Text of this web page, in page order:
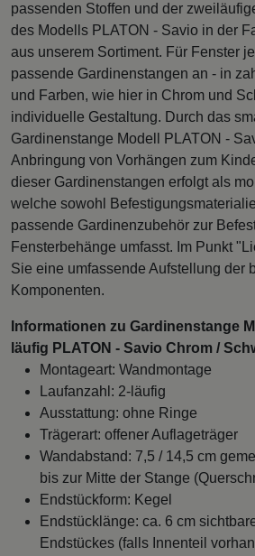
passenden Stoffen und der
des Modells PLATON - Savio in der
aus unserem Sortiment. Für Fenster
passende Gardinenstangen an - in
und Farben, wie hier in Chrom und
individuelle Gestaltung. Durch das
Gardinenstange Modell PLATON -
Anbringung von Vorhängen zum
dieser Gardinenstangen erfolgt als
welche sowohl
passende Gardinenzubehör zur
Fensterbehänge umfasst. Im Punkt
Sie eine umfassende Aufstellung der
Komponenten.
Informationen zu Gardinenstange
läufig PLATON - Savio Chrom /
Montageart: Wandmontage
Laufanzahl: 2-läufig
Ausstattung: ohne Ringe
Trägerart: offener Auflageträger
Wandabstand: 7,5 / 14,5 cm
bis zur Mitte der Stange
Endstückform: Kegel
Endstücklänge: ca. 6 cm
Endstückes (falls Innenteil